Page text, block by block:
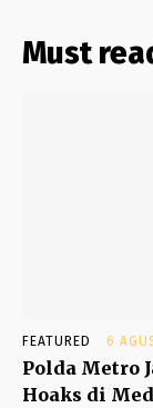
Must
FEATURED 6
Polda Metro
Hoaks di